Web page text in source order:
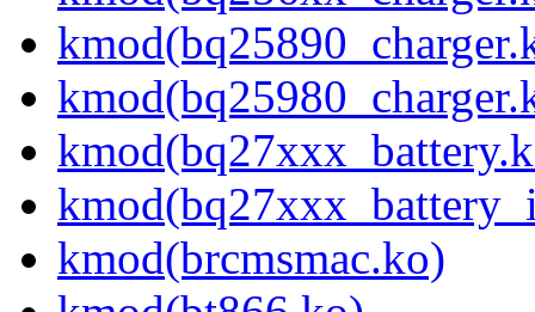
kmod(brcmsmac.ko)